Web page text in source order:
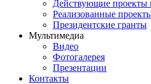
Действующие проекты
Реализованные
Президентские гранты
Мультимедиа
Видео
Фотогалерея
Презентации
Контакты